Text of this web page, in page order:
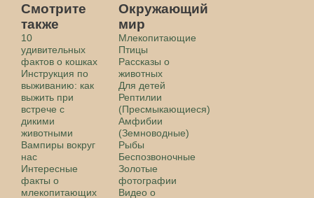
Смотрите
также
10
удивительных
фактов о кошках
Инструкция по
выживанию: как
выжить при
встрече с
дикими
животными
Вампиры вокруг
нас
Интересные
факты о
млекопитающих
Окружающий
мир
Млекопитающие
Птицы
Рассказы о
животных
Для детей
Рептилии
(Пресмыкающиеся)
Амфибии
(Земноводные)
Рыбы
Беспозвоночные
Золотые
фотографии
Видео о